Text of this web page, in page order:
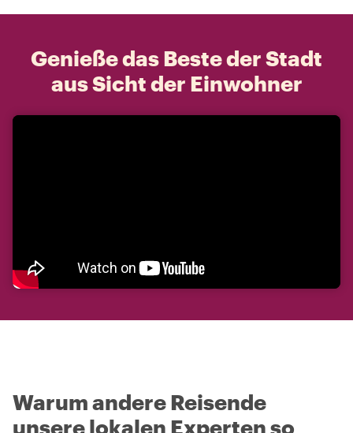
Genieße das Beste der Stadt
aus Sicht der Einwohner
Warum andere Reisende
unsere lokalen Experten so